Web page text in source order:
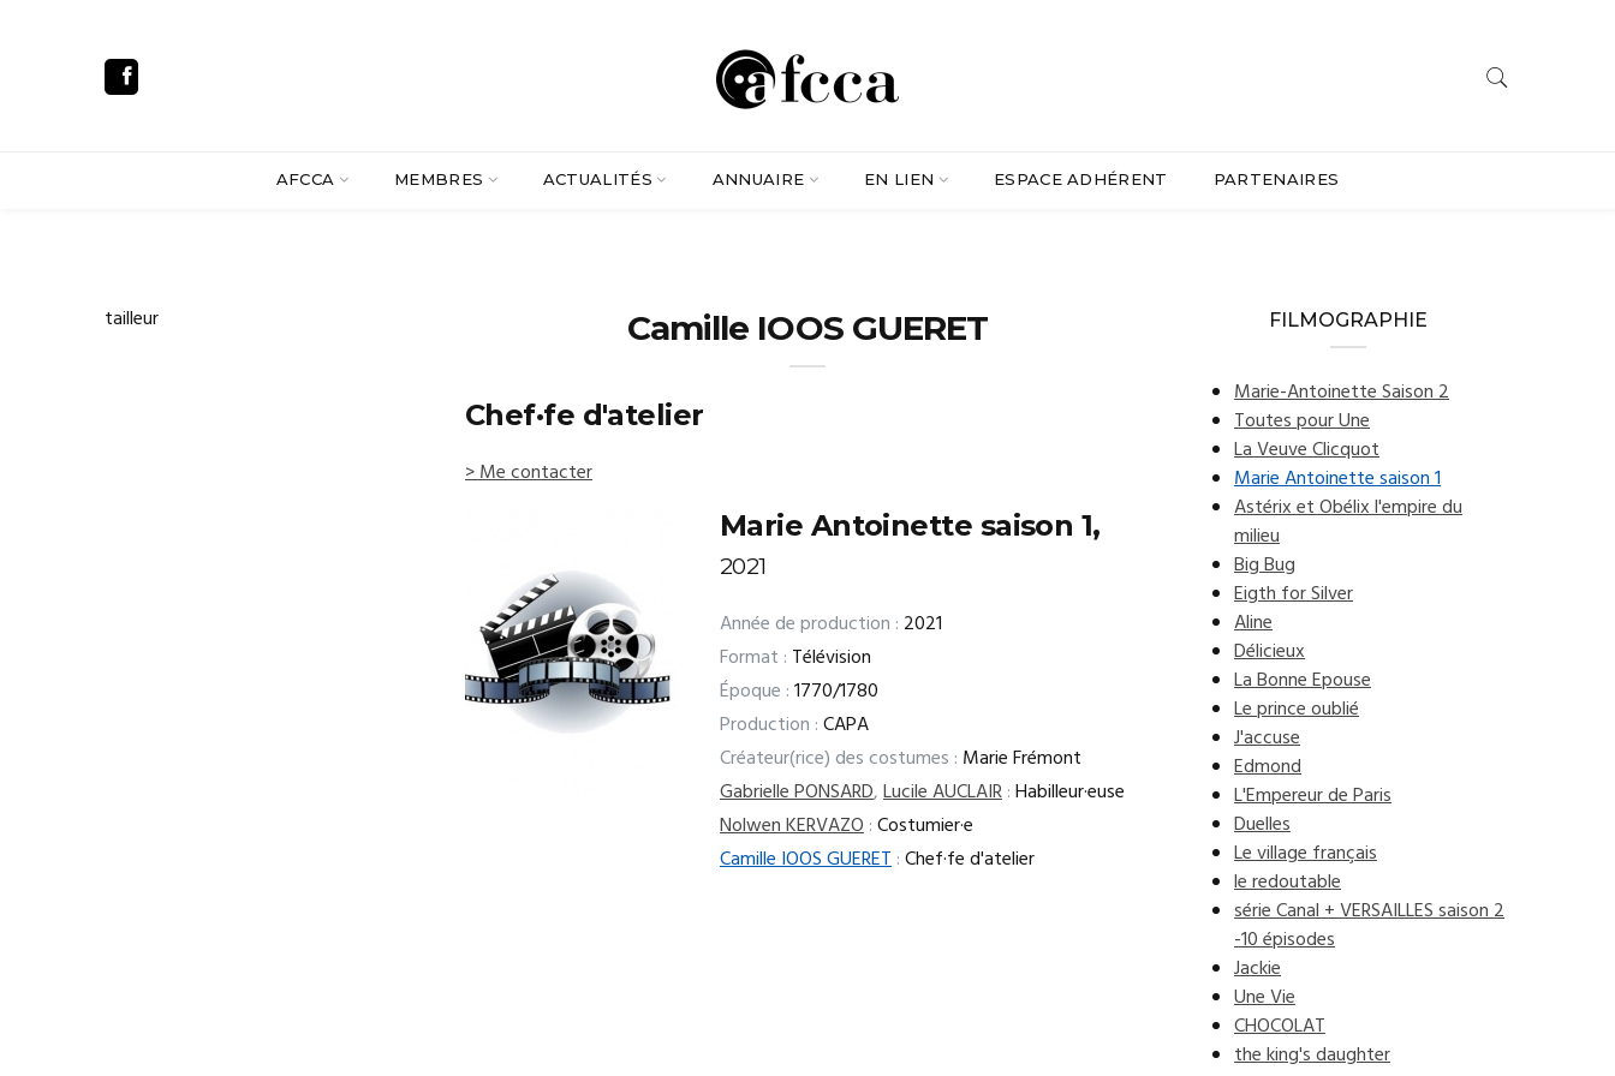
AFCCA MEMBRES ACTUALITÉS ANNUAIRE EN LIEN ESPACE ADHÉRENT PARTENAIRES
Camille IOOS GUERET
Chef·fe d'atelier
> Me contacter
Marie Antoinette saison 1,
2021
Année de production : 2021
Format : Télévision
Époque :1770/1780
Production :CAPA
Créateur(rice) des costumes : Marie Frémont
Gabrielle PONSARD,Lucile AUCLAIR:Habilleur·euse
Nolwen KERVAZO:Costumier·e
Camille IOOS GUERET:Chef·fe d'atelier
tailleur FILMOGRAPHIE
Marie-Antoinette Saison 2
Toutes pour Une
La Veuve Clicquot
Marie Antoinette saison 1
Astérix et Obélix l'empire du
milieu
Big Bug
Eigth for Silver
Aline
Délicieux
La Bonne Epouse
Le prince oublié
J'accuse
Edmond
L'Empereur de Paris
Duelles
Le village français
le redoutable
série Canal + VERSAILLES saison 2
-10 épisodes
Jackie
Une Vie
CHOCOLAT
the king's daughter